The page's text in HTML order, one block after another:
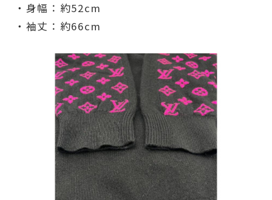
・身幅：約52cm
・袖丈：約66cm